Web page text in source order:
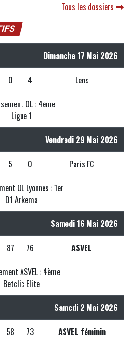
Tous les dossiers
Dimanche 17 Mai 2026
0 4 Lens
OL : 4ème
Ligue 1
Vendredi 29 Mai 2026
5 0 Paris FC
OL Lyonnes : 1er
D1 Arkema
Samedi 16 Mai 2026
87 76 ASVEL
ASVEL : 4ème
Betclic Elite
Samedi 2 Mai 2026
58 73 ASVEL féminin